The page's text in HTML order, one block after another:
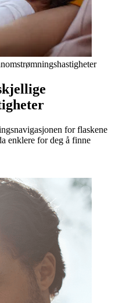
for flaskene
enklere for deg å finne